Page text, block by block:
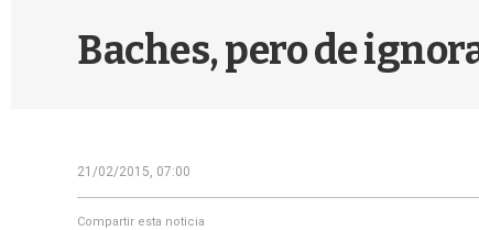
Baches, pero de
21/02/2015, 07:00
Compartir esta noticia